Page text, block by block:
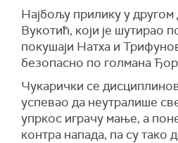
Најбољу прилику у другом
Вукотић, који је шутирао
покушаји Натха и
безопасно по голмана
Чукарички се
успевао да неутралише
упркос играчу мање, а
контра напада, па су тако